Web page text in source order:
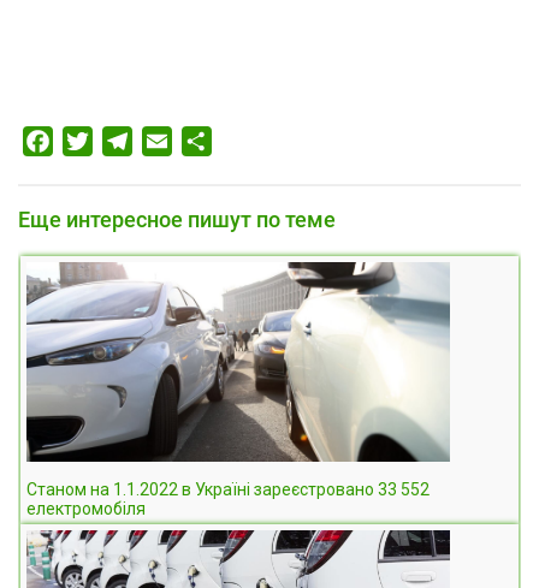
FacebookTwitterTelegram
Email
Еще интересное пишут по теме
Станом на 1.1.2022 в Україні зареєстровано 33 552
електромобіля